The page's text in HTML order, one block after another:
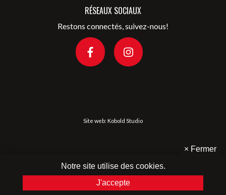
RÉSEAUX SOCIAUX
Restons connectés, suivez-nous!
Site web: Kobold Studio
Notre site utilise des cookies.
J'accepte
× Fermer